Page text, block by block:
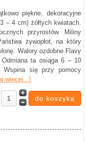
piękne, dekoracyjne
– 4 cm) żółtych kwiatach.
przyrostów. Miliny
żywopłot, na który
Walory ozdobne Flavy
Odmiana ta osiąga 6 – 10
Wspina się przy pomocy
więcej...]